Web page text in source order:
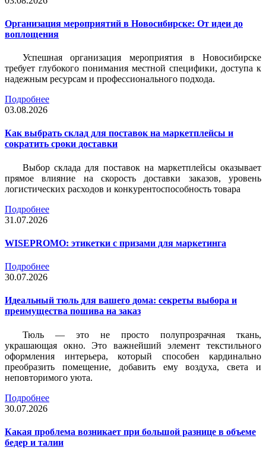
Организация мероприятий в Новосибирске: От идеи до
воплощения
Успешная организация мероприятия в Новосибирске
требует глубокого понимания местной специфики, доступа к
надежным ресурсам и профессионального подхода.
Подробнее
03.08.2026
Как выбрать склад для поставок на маркетплейсы и
сократить сроки доставки
Выбор склада для поставок на маркетплейсы оказывает
прямое влияние на скорость доставки заказов, уровень
логистических расходов и конкурентоспособность товара
Подробнее
31.07.2026
WISEPROMO: этикетки с призами для маркетинга
Подробнее
30.07.2026
Идеальный тюль для вашего дома: секреты выбора и
преимущества пошива на заказ
Тюль — это не просто полупрозрачная ткань,
украшающая окно. Это важнейший элемент текстильного
оформления интерьера, который способен кардинально
преобразить помещение, добавить ему воздуха, света и
неповторимого уюта.
Подробнее
30.07.2026
Какая проблема возникает при большой разнице в объеме
бедер и талии